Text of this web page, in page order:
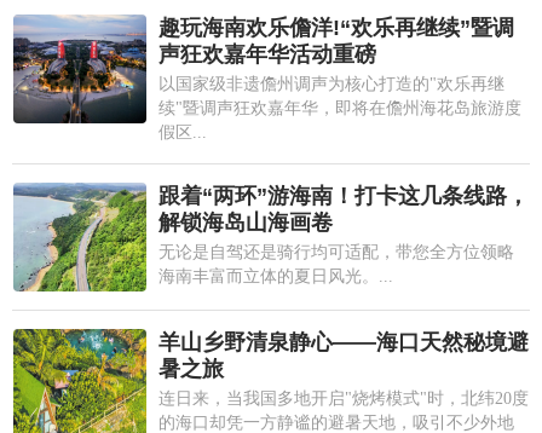
趣玩海南欢乐儋洋!“欢乐再继续”暨调
声狂欢嘉年华活动重磅
以国家级非遗儋州调声为核心打造的"欢乐再继
续"暨调声狂欢嘉年华，即将在儋州海花岛旅游度
假区...
跟着“两环”游海南！打卡这几条线路，
解锁海岛山海画卷
无论是自驾还是骑行均可适配，带您全方位领略
海南丰富而立体的夏日风光。...
羊山乡野清泉静心——海口天然秘境避
暑之旅
连日来，当我国多地开启"烧烤模式"时，北纬20度
的海口却凭一方静谧的避暑天地，吸引不少外地